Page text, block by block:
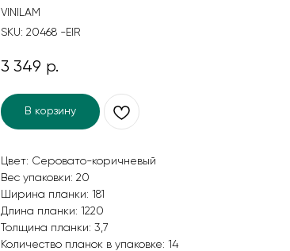
VINILAM
SKU: 20468 -EIR
3 349 р.
В корзину
Цвет: Серовато-коричневый
Вес упаковки: 20
Ширина планки: 181
Длина планки: 1220
Толщина планки: 3,7
Количество планок в упаковке: 14